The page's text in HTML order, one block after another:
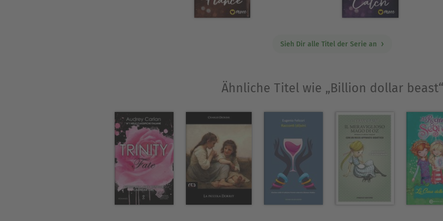
Sieh Dir alle Titel der Serie an
Ähnliche Titel wie „Billion dollar beast“